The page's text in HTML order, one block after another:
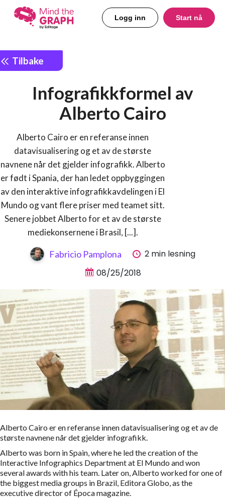
Logg inn Start nå
Tilbake
Infografikkformel av
Alberto Cairo
Alberto Cairo er en referanse innen
datavisualisering og et av de største
navnene når det gjelder infografikk. Alberto
er født i Spania, der han ledet oppbyggingen
av den interaktive infografikkavdelingen i El
Mundo og vant flere priser med teamet sitt.
Senere jobbet Alberto for et av de største
mediekonsernene i Brasil, [...].
Fabricio Pamplona
2 min lesning
08/25/2018
Alberto Cairo er en referanse innen datavisualisering og et av de
største navnene når det gjelder infografikk.
Alberto was born in Spain, where he led the creation of the
Interactive Infographics Department at El Mundo and won
several awards with his team. Later on, Alberto worked for one of
the biggest media groups in Brazil, Editora Globo, as the
executive director of Época magazine.